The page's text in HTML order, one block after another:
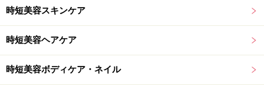
第4位 朝の10秒マスクで夏の汗ダメージに
対抗！
時短美容スキンケア
時短美容ヘアケア
時短美容ボディケア・ネイル